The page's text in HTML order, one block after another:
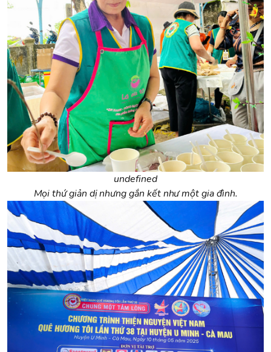
undefined
Mọi thứ giản dị nhưng gắn kết như một gia đình.